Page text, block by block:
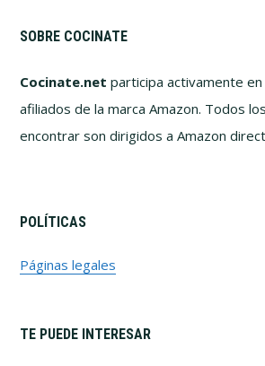
SOBRE COCINATE
Cocinate.net participa activamente
afiliados de la marca Amazon. Todos
encontrar son dirigidos a Amazon
POLÍTICAS
Páginas legales
TE PUEDE INTERESAR